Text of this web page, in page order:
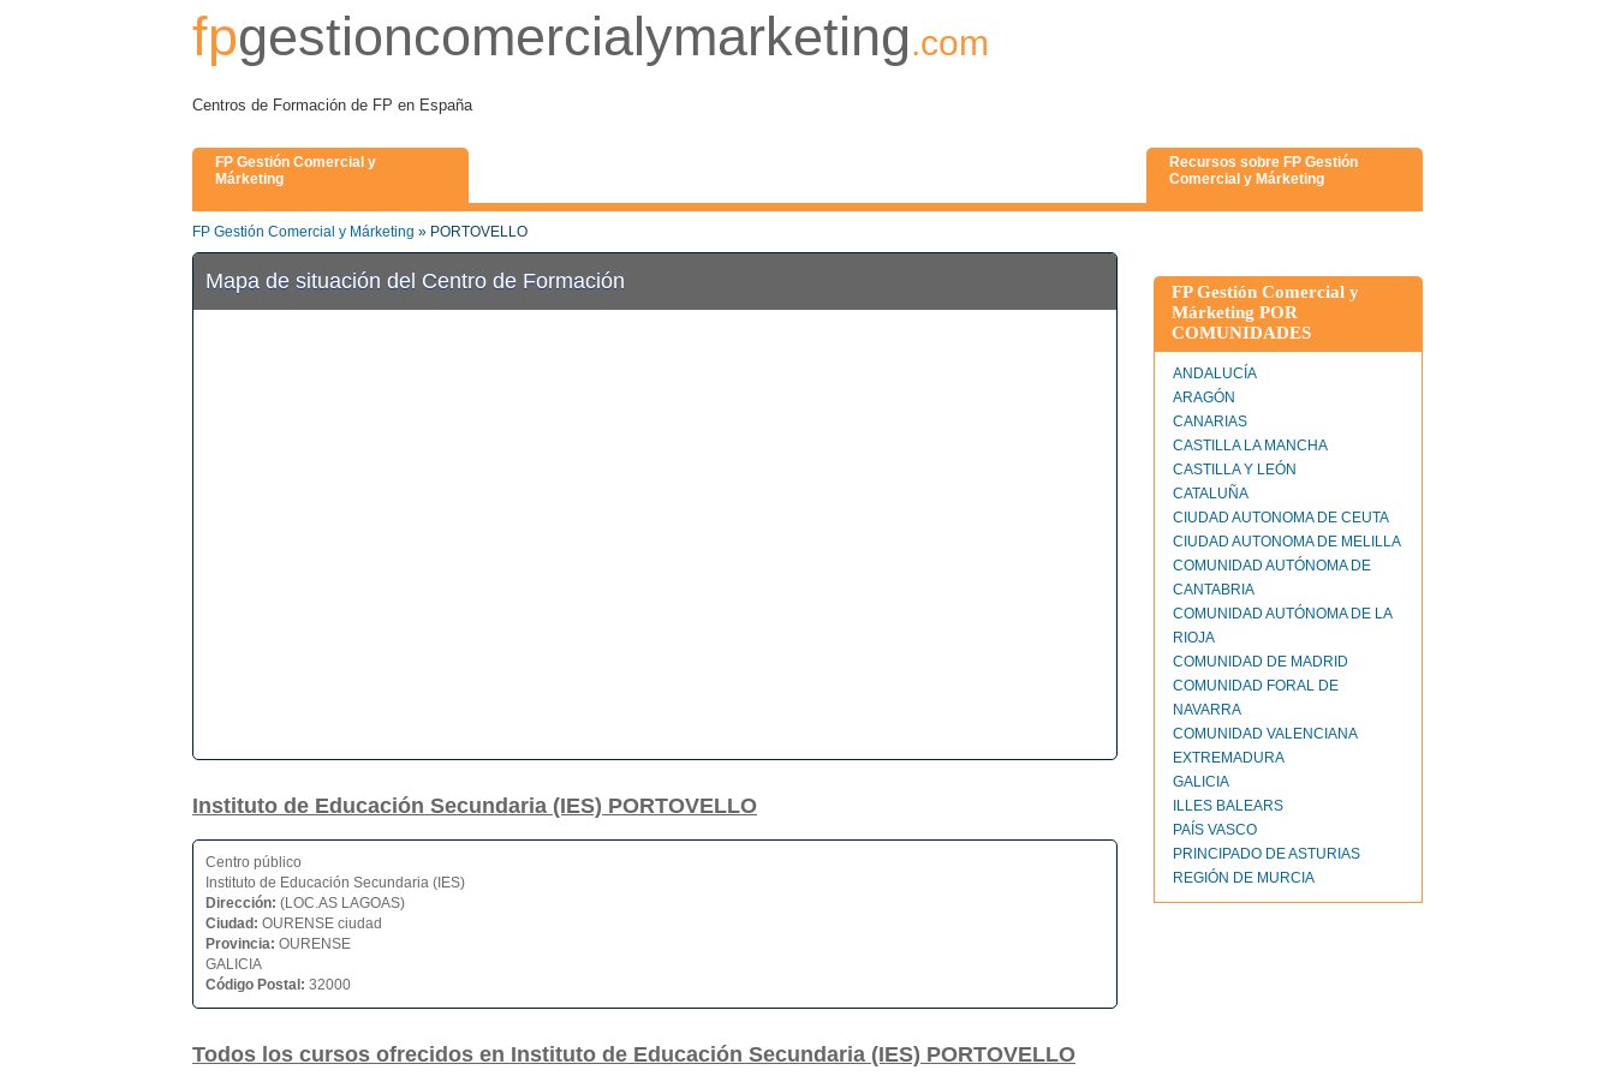
fpgestioncomercialymarketing.com
Centros de Formación de FP en España
FP Gestión Comercial y
Márketing
Recursos sobre FP Gestión
Comercial y Márketing
FP Gestión Comercial y Márketing » PORTOVELLO
Mapa de situación del Centro de Formación
Instituto de Educación Secundaria (IES) PORTOVELLO
Centro público
Instituto de Educación Secundaria (IES)
Dirección: (LOC.AS LAGOAS)
Ciudad: OURENSE ciudad
Provincia: OURENSE
GALICIA
Código Postal: 32000
Todos los cursos ofrecidos en Instituto de Educación Secundaria (IES) PORTOVELLO
FP Gestión Comercial y
Márketing POR
COMUNIDADES
ANDALUCÍA
ARAGÓN
CANARIAS
CASTILLA LA MANCHA
CASTILLA Y LEÓN
CATALUÑA
CIUDAD AUTONOMA DE CEUTA
CIUDAD AUTONOMA DE MELILLA
COMUNIDAD AUTÓNOMA DE
CANTABRIA
COMUNIDAD AUTÓNOMA DE LA
RIOJA
COMUNIDAD DE MADRID
COMUNIDAD FORAL DE
NAVARRA
COMUNIDAD VALENCIANA
EXTREMADURA
GALICIA
ILLES BALEARS
PAÍS VASCO
PRINCIPADO DE ASTURIAS
REGIÓN DE MURCIA